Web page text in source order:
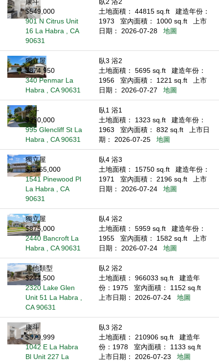
$549,000
901 N Citrus Unit
16 La Habra , CA
90631
土地面積： 44815 sq.ft
建造年份：
1973
室內面積： 1000 sq.ft
上市
日期： 2026-07-28
地圖
獨立屋
$874,950
340 Penmar La
Habra , CA 90631
臥3 浴2
土地面積： 5695 sq.ft
建造年份：
1956
室內面積： 1221 sq.ft
上市
日期： 2026-07-27
地圖
康斗
$330,000
995 Glencliff St La
Habra , CA 90631
臥1 浴1
土地面積： 1323 sq.ft
建造年份：
1963
室內面積： 832 sq.ft
上市日
期： 2026-07-25
地圖
獨立屋
$1,365,000
1541 Pinewood Pl
La Habra , CA
90631
臥4 浴3
土地面積： 15750 sq.ft
建造年份：
1971
室內面積： 2196 sq.ft
上市
日期： 2026-07-24
地圖
獨立屋
$875,000
2440 Bancroft La
Habra , CA 90631
臥4 浴2
土地面積： 5959 sq.ft
建造年份：
1955
室內面積： 1582 sq.ft
上市
日期： 2026-07-24
地圖
其他類型
$244,500
2320 Lake Glen
Unit 51 La Habra ,
CA 90631
臥2 浴2
土地面積： 966033 sq.ft
建造年
份：1975
室內面積： 1152 sq.ft
上市日期： 2026-07-24
地圖
康斗
$579,999
1042 E La Habra
Bl Unit 227 La
臥3 浴2
土地面積： 210906 sq.ft
建造年
份：1978
室內面積： 1133 sq.ft
上市日期： 2026-07-23
地圖